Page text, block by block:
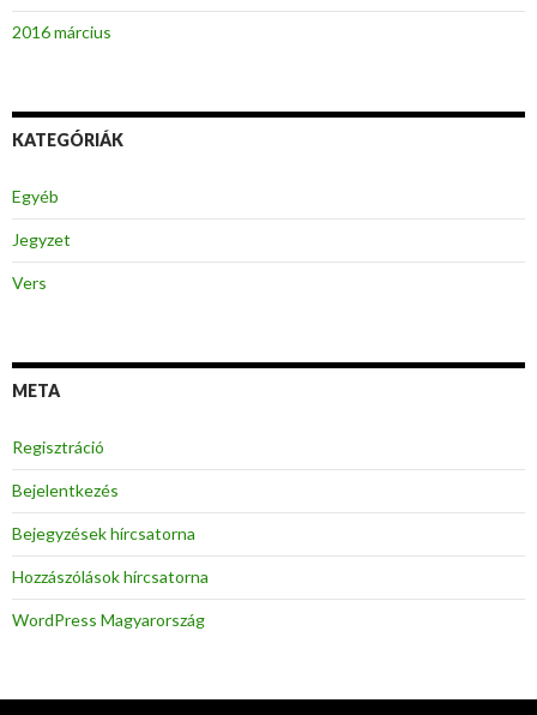
2016 március
KATEGÓRIÁK
Egyéb
Jegyzet
Vers
META
Regisztráció
Bejelentkezés
Bejegyzések hírcsatorna
Hozzászólások hírcsatorna
WordPress Magyarország